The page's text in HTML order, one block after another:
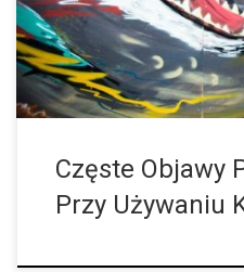
których nie ma, a jednocześnie
własne wyobrażenie
się głosy, których nikt inny nie
Częste Objawy
Przy Używaniu